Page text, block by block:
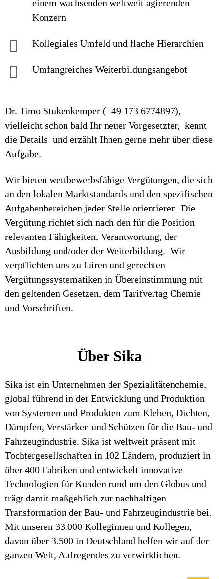
einem wachsenden welt­weit agierenden
Konzern
Kollegiales Um­feld und flache Hierarchien
Umfangreiches Weiter­bildungs­an­gebot
Dr. Timo Stukenkemper (+49 173 6774897),
vielleicht schon bald Ihr neuer Vorgesetzter, kennt
die Details und erzählt Ihnen gerne mehr über diese
Aufgabe.
Wir bieten wettbewerbsfähige Vergütungen, die sich
an den lokalen Marktstandards und den spezifischen
Aufgabenbereichen jeder Stelle orientieren. Die
Vergütung richtet sich nach den für die Position
relevanten Fähigkeiten, Verantwortung, der
Ausbildung und/oder der Weiterbildung. Wir
verpflichten uns zu fairen und gerechten
Vergütungssystematiken in Übereinstimmung mit
den geltenden Gesetzen, dem Tarifvertag Chemie
und Vorschriften.
Über Sika
Sika ist ein Unternehmen der Spezialitätenchemie,
global führend in der Entwicklung und Produktion
von Systemen und Produkten zum Kleben, Dichten,
Dämpfen, Verstärken und Schützen für die Bau- und
Fahrzeugindustrie. Sika ist weltweit präsent mit
Tochtergesellschaften in 102 Ländern, produziert in
über 400 Fabriken und entwickelt innovative
Technologien für Kunden rund um den Globus und
trägt damit maßgeblich zur nachhaltigen
Transformation der Bau- und Fahrzeugindustrie bei.
Mit unseren 33.000 Kolleginnen und Kollegen,
davon über 3.500 in Deutschland helfen wir auf der
ganzen Welt, Aufregendes zu verwirklichen.